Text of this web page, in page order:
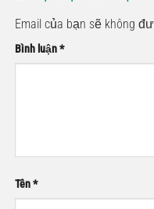
Email của bạn sẽ không
Bình luận*
Tên*